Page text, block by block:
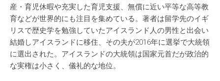
産・育児休暇や充実した育児支援、無償に近い平等な高等教
育などが世界的にも注目を集めている。著者は留学先のイギ
リスで歴史学を勉強していたアイスランド人の男性と出会い
結婚しアイスランドに移住、その夫が2016年に選挙で大統領
に選出された。アイスランドの大統領は国家元首だが政治的
な実権は小さく、儀礼的な地位。